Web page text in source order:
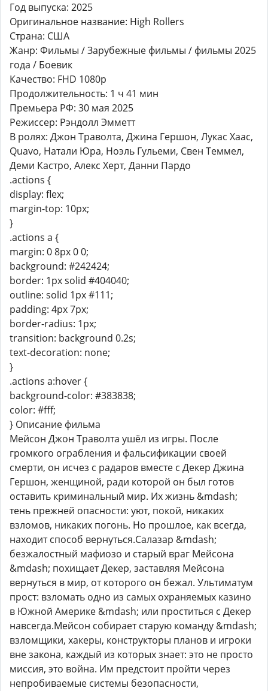
Год выпуска: 2025
Оригинальное название: High Rollers
Страна: США
Жанр: Фильмы / Зарубежные фильмы / фильмы 2025
года / Боевик
Качество: FHD 1080p
Продолжительность: 1 ч 41 мин
Премьера РФ: 30 мая 2025
Режиссер: Рэндолл Эмметт
В ролях: Джон Траволта, Джина Гершон, Лукас Хаас,
Quavo, Натали Юра, Ноэль Гульеми, Свен Теммел,
Деми Кастро, Алекс Херт, Данни Пардо
.actions {
display: flex;
margin-top: 10px;
}
.actions a {
margin: 0 8px 0 0;
background: #242424;
border: 1px solid #404040;
outline: solid 1px #111;
padding: 4px 7px;
border-radius: 1px;
transition: background 0.2s;
text-decoration: none;
}
.actions a:hover {
background-color: #383838;
color: #fff;
} Описание фильма
Мейсон Джон Траволта ушёл из игры. После
громкого ограбления и фальсификации своей
смерти, он исчез с радаров вместе с Декер Джина
Гершон, женщиной, ради которой он был готов
оставить криминальный мир. Их жизнь &mdash;
тень прежней опасности: уют, покой, никаких
взломов, никаких погонь. Но прошлое, как всегда,
находит способ вернуться.Салазар &mdash;
безжалостный мафиозо и старый враг Мейсона
&mdash; похищает Декер, заставляя Мейсона
вернуться в мир, от которого он бежал. Ультиматум
прост: взломать одно из самых охраняемых казино
в Южной Америке &mdash; или проститься с Декер
навсегда.Мейсон собирает старую команду &mdash;
взломщики, хакеры, конструкторы планов и игроки
вне закона, каждый из которых знает: это не просто
миссия, это война. Им предстоит пройти через
непробиваемые системы безопасности,